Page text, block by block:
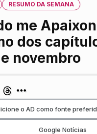
RESUMO DA SEMANA
me
dos
novembro
o AD como fonte
Google Notícias